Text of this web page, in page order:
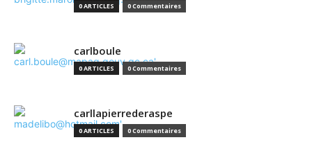
0 ARTICLES 0 Commentaires
carlboule
0 ARTICLES 0 Commentaires
carllapierrederaspe
0 ARTICLES 0 Commentaires